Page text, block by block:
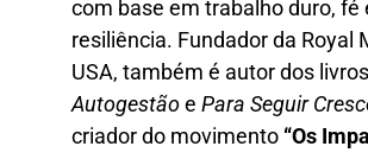
com base em trabalho duro, fé
resiliência. Fundador da Royal
USA, também é autor dos livros
Autogestãoe Para Seguir
criador do movimento “Os